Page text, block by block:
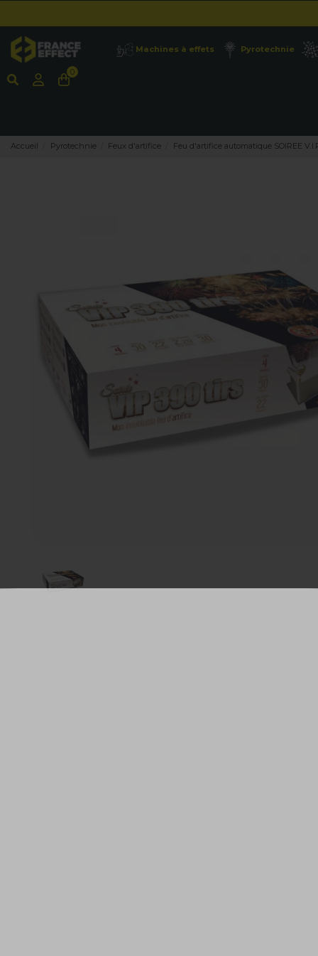
Machines à effets Pyrotechnie
0
Accueil Pyrotechnie Feux d'artifice Feu d'artifice automatique SOIREE